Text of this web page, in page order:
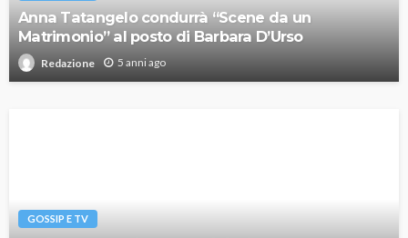
Anna Tatangelo condurrà “Scene da un
Matrimonio” al posto di Barbara D’Urso
Redazione 5 anni ago
GOSSIP E TV